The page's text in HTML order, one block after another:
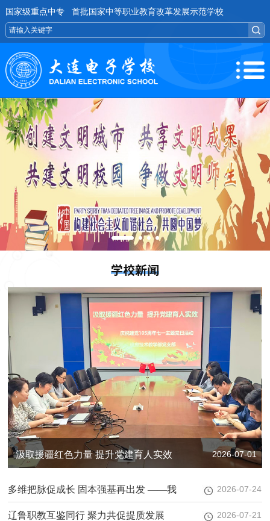
国家级重点中专 首批国家中等职业教育改革发展示范学校
学校新闻
汲取援疆红色力量 提升党建育人实效
105周年七一主题党日活动
2026-07-01
多维把脉促成长 固本强基再出发 ——我
校召开2026年青蓝工程及达标展示课总结
2026-07-24
辽鲁职教互鉴同行 聚力共促提质发展 2026-07-21